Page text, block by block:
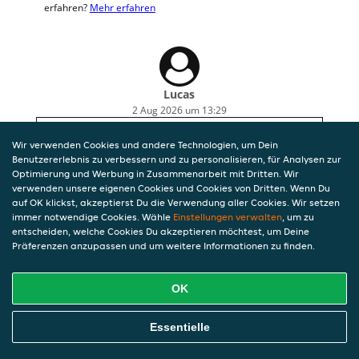
erfahren? Mehr erfahren
Lucas
2 Aug 2026 um 13:29
Wir verwenden Cookies und andere Technologien, um Dein
Benutzererlebnis zu verbessern und zu personalisieren, für Analysen zur
Optimierung und Werbung in Zusammenarbeit mit Dritten. Wir
verwenden unsere eigenen Cookies und Cookies von Dritten. Wenn Du
auf OK klickst, akzeptierst Du die Verwendung aller Cookies. Wir setzen
immer notwendige Cookies. Wähle Einstellungen verwalten, um zu
entscheiden, welche Cookies Du akzeptieren möchtest, um Deine
Präferenzen anzupassen und um weitere Informationen zu finden.
OK
Essentielle